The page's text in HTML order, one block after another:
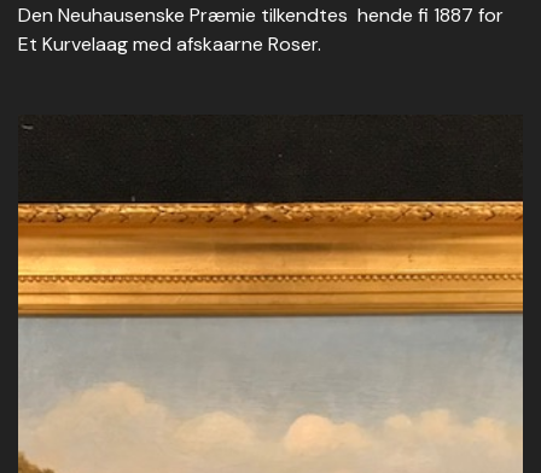
Den Neuhausenske Præmie tilkendtes hende fi 1887 for
Et Kurvelaag med afskaarne Roser.